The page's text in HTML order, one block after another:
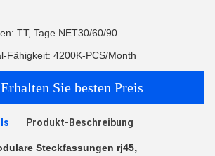
TT, Tage NET30/60/90
Fähigkeit: 4200K-PCS/Month
Erhalten Sie besten Preis
Produkt-Beschreibung
Steckfassungen rj45,